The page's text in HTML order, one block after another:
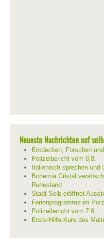
Neueste Nachrichten auf
Entdecken, Forschen
Polizeibericht vom 8.8.
Italienisch sprechen und
Bohemia Cristal
Ruhestand
Stadt Selb eröffnet
Ferienprogramme im
Polizeibericht vom 7.8.
Erste-Hilfe-Kurs des